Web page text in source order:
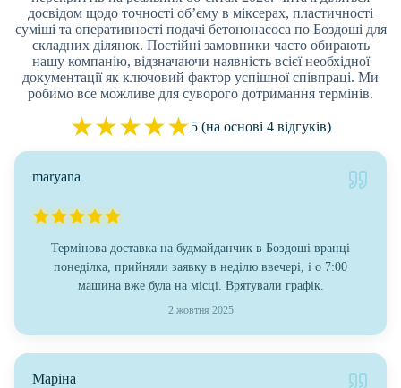
досвідом щодо точності об’єму в міксерах, пластичності
суміші та оперативності подачі бетононасоса по Боздоші для
складних ділянок. Постійні замовники часто обирають
нашу компанію, відзначаючи наявність всієї необхідної
документації як ключовий фактор успішної співпраці. Ми
робимо все можливе для суворого дотримання термінів.
★★★★★5 (на основі 4 відгуків)
maryana
Термінова доставка на будмайданчик в Боздоші вранці
понеділка, прийняли заявку в неділю ввечері, і о 7:00
машина вже була на місці. Врятували графік.
2 жовтня 2025
Маріна